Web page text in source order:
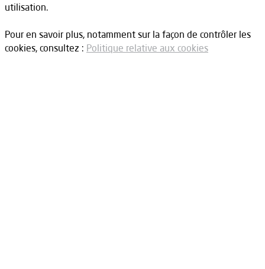
utilisation.
Pour en savoir plus, notamment sur la façon de contrôler les
cookies, consultez : Politique relative aux cookies